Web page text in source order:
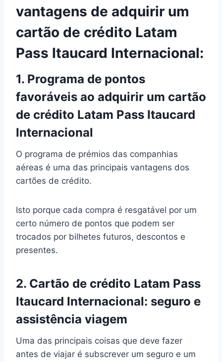
vantagens de adquirir um
cartão de crédito Latam
Pass Itaucard Internacional:
1. Programa de pontos
favoráveis ao adquirir um cartão
de crédito Latam Pass Itaucard
Internacional
O programa de prémios das companhias
aéreas é uma das principais vantagens dos
cartões de crédito.
Isto porque cada compra é resgatável por um
certo número de pontos que podem ser
trocados por bilhetes futuros, descontos e
presentes.
2. Cartão de crédito Latam Pass
Itaucard Internacional: seguro e
assistência viagem
Uma das principais coisas que deve fazer
antes de viajar é subscrever um seguro e um